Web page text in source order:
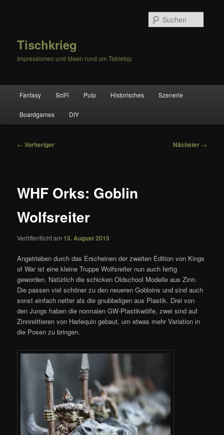
Tischkrieg
Impressionen und Ideen rund um Tabletop
Fantasy SciFi Pulp Historisches Szenerie
Boardgames DIY
Beitragsnavigation
← Vorheriger Nächster →
WHF Orks: Goblin
Wolfsreiter
Veröffentlicht am 15. August 2015
Angetrieben durch das Erscheinen der zweiten Edition von Kings
of War ist eine kleine Truppe Wolfsreiter nun auch fertig
geworden. Natürlich die schicken Oldschool Modelle aus Zinn.
Die passen viel schöner zu den neueren Gobloins und sind auch
sonst einfach netter als die gnubbeligen aus Plastik. Drei von
den Jungs haben die normalen GW-Plastikwölfe, zwei sind auf
Zinnreittieren von Harlequin gebaut, um etwas mehr Variation in
die Posen zu bringen.